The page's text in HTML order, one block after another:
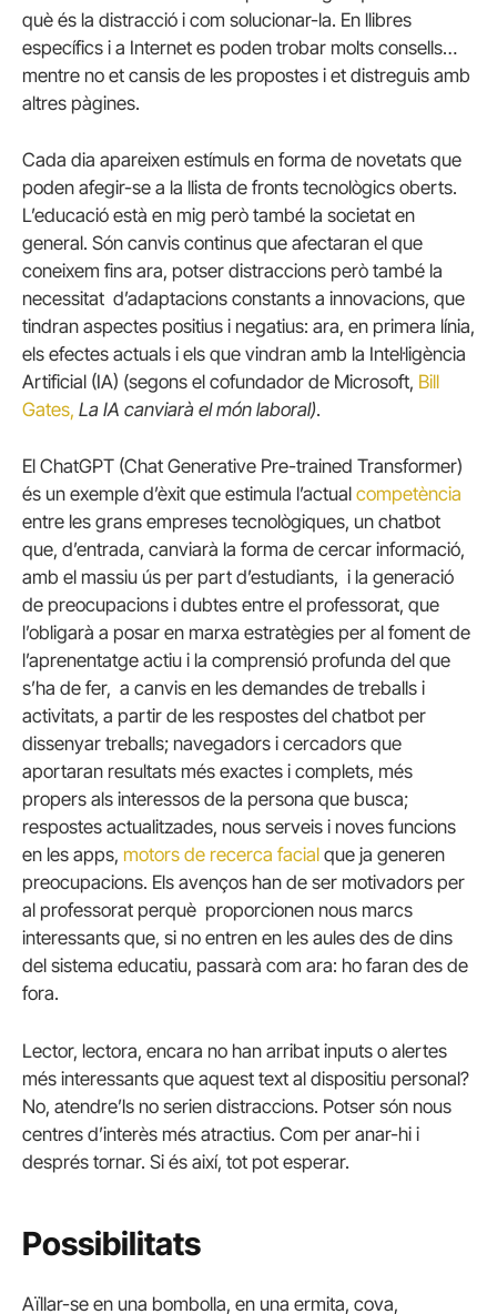
què és la distracció i com solucionar-la. En llibres
específics i a Internet es poden trobar molts consells…
mentre no et cansis de les propostes i et distreguis amb
altres pàgines.
Cada dia apareixen estímuls en forma de novetats que
poden afegir-se a la llista de fronts tecnològics oberts.
L’educació està en mig però també la societat en
general. Són canvis continus que afectaran el que
coneixem fins ara, potser distraccions però també la
necessitat d’adaptacions constants a innovacions, que
tindran aspectes positius i negatius: ara, en primera línia,
els efectes actuals i els que vindran amb la Intel·ligència
Artificial (IA) (segons el cofundador de Microsoft, Bill
Gates, La IA canviarà el món laboral).
El ChatGPT (Chat Generative Pre-trained Transformer)
és un exemple d’èxit que estimula l’actual competència
entre les grans empreses tecnològiques, un chatbot
que, d’entrada, canviarà la forma de cercar informació,
amb el massiu ús per part d’estudiants, i la generació
de preocupacions i dubtes entre el professorat, que
l’obligarà a posar en marxa estratègies per al foment de
l’aprenentatge actiu i la comprensió profunda del que
s’ha de fer, a canvis en les demandes de treballs i
activitats, a partir de les respostes del chatbot per
dissenyar treballs; navegadors i cercadors que
aportaran resultats més exactes i complets, més
propers als interessos de la persona que busca;
respostes actualitzades, nous serveis i noves funcions
en les apps, motors de recerca facial que ja generen
preocupacions. Els avenços han de ser motivadors per
al professorat perquè proporcionen nous marcs
interessants que, si no entren en les aules des de dins
del sistema educatiu, passarà com ara: ho faran des de
fora.
Lector, lectora, encara no han arribat inputs o alertes
més interessants que aquest text al dispositiu personal?
No, atendre’ls no serien distraccions. Potser són nous
centres d’interès més atractius. Com per anar-hi i
després tornar. Si és així, tot pot esperar.
Possibilitats
Aïllar-se en una bombolla, en una ermita, cova,